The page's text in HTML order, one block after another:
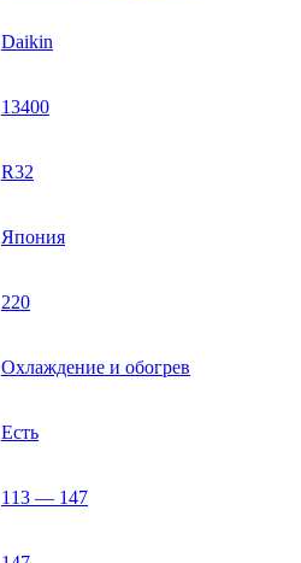
Daikin
13400
R32
Япония
220
Охлаждение и обогрев
Есть
113 — 147